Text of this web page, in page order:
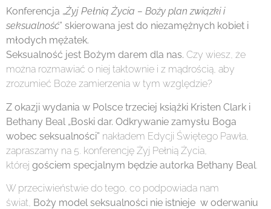
Konferencja „Żyj Pełnią Życia – Boży plan związki i
seksualność” skierowana jest do niezamężnych kobiet i
młodych mężatek.
Seksualność jest Bożym darem dla nas. Czy wiesz, że
można rozmawiać o niej taktownie i z mądrością, aby
zrozumieć Boże zamierzenia w tym względzie?
Z okazji wydania w Polsce trzeciej książki Kristen Clark i
Bethany Beal „Boski dar. Odkrywanie zamysłu Boga
wobec seksualności” nakładem Edycji Świętego Pawła,
zapraszamy na 5. konferencję Żyj Pełnią Życia,
której gościem specjalnym będzie autorka Bethany Beal
W przeciwieństwie do tego, co podpowiada nam
świat, Boży model seksualności nie istnieje w oderwaniu